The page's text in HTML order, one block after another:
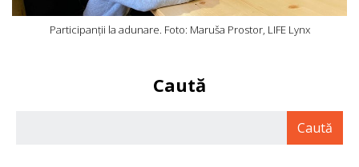
Participanții la adunare. Foto: Maruša Prostor, LIFE Lynx
Caută